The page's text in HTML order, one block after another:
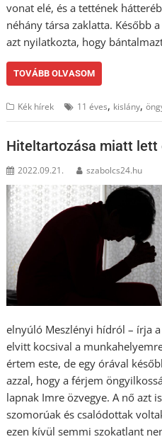
vonat elé, és a tettének
néhány társa zaklatta. Később
azt nyilatkozta, hogy
TOVÁBB OLVASOM
Kék hírek 11 éves, kislány,
Hiteltartozása miatt lett
2022.09.21. szabolcs24.hu
elnyúló Meszlényi hídról – írja
elvitt kocsival a
értem este, de egy órával
azzal, hogy a férjem
lapnak Imre özvegye. A nő azt
szomorúak és csalódottak
ezen kívül semmi szokatlant